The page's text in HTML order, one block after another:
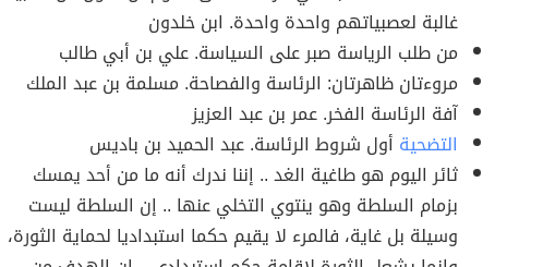
غالبة لعصبياتهم واحدة واحدة. ابن خلدون
من طلب الرياسة صبر على السياسة. علي بن أبي طالب
مروءتان ظاهرتان: الرئاسة والفصاحة. مسلمة بن عبد الملك
آفة الرئاسة الفخر. عمر بن عبد العزيز
التضحية أول شروط الرئاسة. عبد الحميد بن باديس
ثائر اليوم هو طاغية الغد .. إننا ندرك أنه ما من أحد يمسك
بزمام السلطة وهو ينتوي التخلي عنها .. إن السلطة ليست
وسيلة بل غاية، فالمرء لا يقيم حكما استبداديا لحماية الثورة،